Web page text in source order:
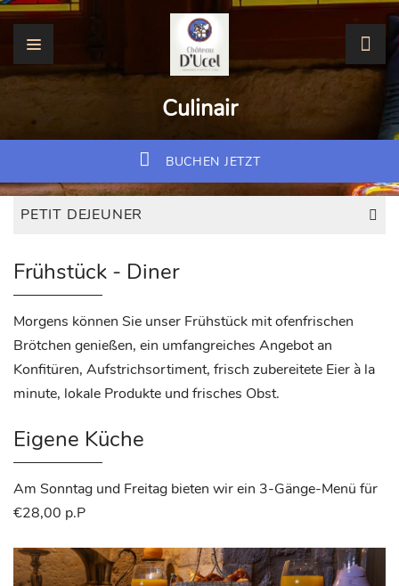
Culinair
BUCHEN JETZT
PETIT DEJEUNER
Frühstück - Diner
Morgens können Sie unser Frühstück mit ofenfrischen
Brötchen genießen, ein umfangreiches Angebot an
Konfitüren, Aufstrichsortiment, frisch zubereitete Eier à la
minute, lokale Produkte und frisches Obst.
Eigene Küche
Am Sonntag und Freitag bieten wir ein 3-Gänge-Menü für
€28,00 p.P